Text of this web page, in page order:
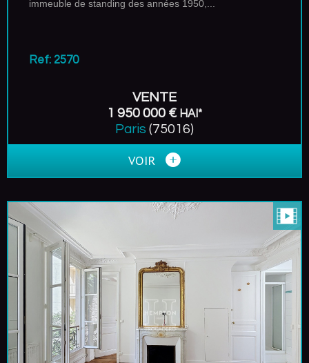
immeuble de standing des années 1950,...
Ref: 2570
VENTE
1 950 000 € HAI*
Paris (75016)
VOIR